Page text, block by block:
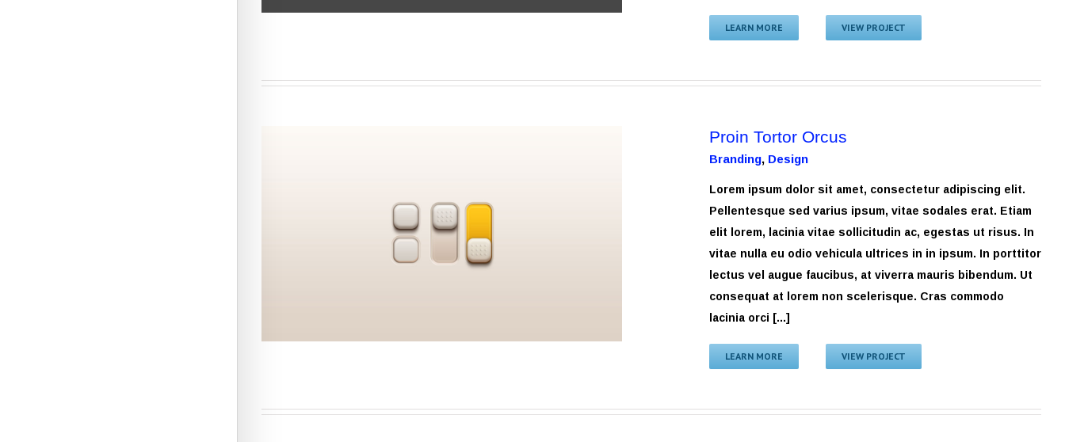
LEARN MORE VIEW PROJECT
Proin Tortor Orcus
Branding,Design
Lorem ipsum dolor sit amet, consectetur adipiscing elit.
Pellentesque sed varius ipsum, vitae sodales erat. Etiam
elit lorem, lacinia vitae sollicitudin ac, egestas ut risus. In
vitae nulla eu odio vehicula ultrices in in ipsum. In porttitor
lectus vel augue faucibus, at viverra mauris bibendum. Ut
consequat at lorem non scelerisque. Cras commodo
lacinia orci [...]
LEARN MORE VIEW PROJECT